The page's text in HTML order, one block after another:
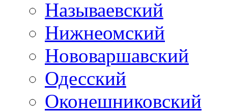
Называевский
Нижнеомский
Нововаршавский
Одесский
Оконешниковский